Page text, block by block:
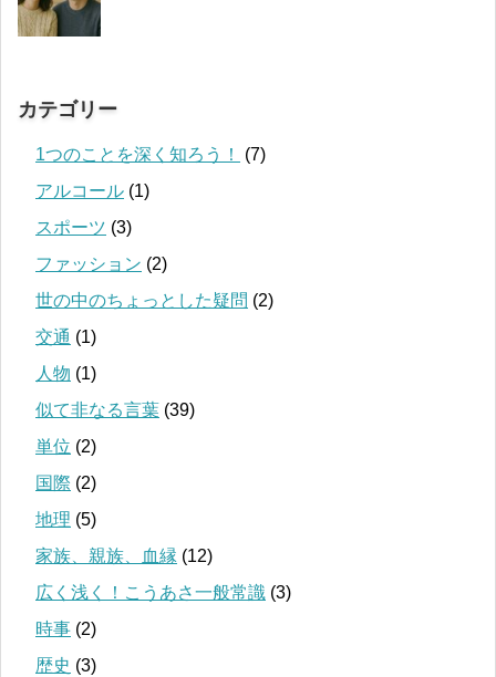
カテゴリー
1つのことを深く知ろう！
(7)
アルコール (1)
スポーツ (3)
ファッション (2)
世の中のちょっとした疑問 (2)
交通 (1)
人物 (1)
似て非なる言葉 (39)
単位 (2)
国際 (2)
地理 (5)
家族、親族、血縁 (12)
広く浅く！こうあさ一般常識 (3)
時事 (2)
歴史 (3)